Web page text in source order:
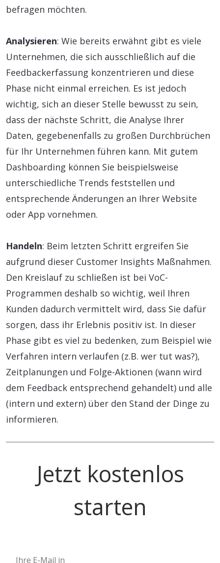
befragen möchten.
Analysieren: Wie bereits erwähnt gibt es viele
Unternehmen, die sich ausschließlich auf die
Feedbackerfassung konzentrieren und diese
Phase nicht einmal erreichen. Es ist jedoch
wichtig, sich an dieser Stelle bewusst zu sein,
dass der nächste Schritt, die Analyse Ihrer
Daten, gegebenenfalls zu großen Durchbrüchen
für Ihr Unternehmen führen kann. Mit gutem
Dashboarding können Sie beispielsweise
unterschiedliche Trends feststellen und
entsprechende Änderungen an Ihrer Website
oder App vornehmen.
Handeln: Beim letzten Schritt ergreifen Sie
aufgrund dieser Customer Insights Maßnahmen.
Den Kreislauf zu schließen ist bei VoC-
Programmen deshalb so wichtig, weil Ihren
Kunden dadurch vermittelt wird, dass Sie dafür
sorgen, dass ihr Erlebnis positiv ist. In dieser
Phase gibt es viel zu bedenken, zum Beispiel wie
Verfahren intern verlaufen (z.B. wer tut was?),
Zeitplanungen und Folge-Aktionen (wann wird
dem Feedback entsprechend gehandelt) und alle
(intern und extern) über den Stand der Dinge zu
informieren.
Jetzt kostenlos
starten